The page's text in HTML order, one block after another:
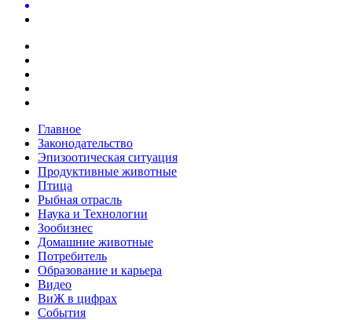
Главное
Законодательство
Эпизоотическая ситуация
Продуктивные животные
Птица
Рыбная отрасль
Наука и Технологии
Зообизнес
Домашние животные
Потребитель
Образование и карьера
Видео
ВиЖ в цифрах
События